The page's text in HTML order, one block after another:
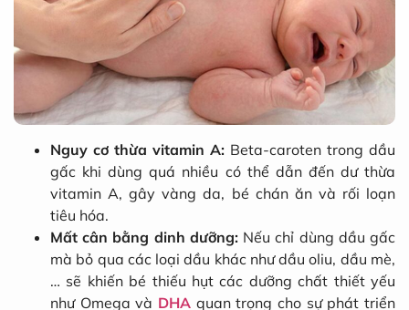
Nguy cơ thừa vitamin A: Beta-caroten trong dầu
gấc khi dùng quá nhiều có thể dẫn đến dư thừa
vitamin A, gây vàng da, bé chán ăn và rối loạn
tiêu hóa.
Mất cân bằng dinh dưỡng:Nếu chỉ dùng dầu gấc
mà bỏ qua các loại dầu khác như dầu oliu, dầu mè,
… sẽ khiến bé thiếu hụt các dưỡng chất thiết yếu
như Omega và DHA quan trọng cho sự phát triển